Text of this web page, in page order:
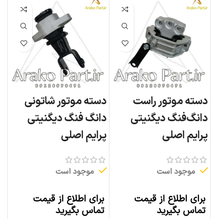
دسته موتور راست
دانگ‌فنگ دیگنیتی
پرایم اصلی
موجود است
برای اطلاع از قیمت
تماس بگیرید
دسته موتور شاتونی
دانگ‌ فنگ دیگنیتی
پرایم اصلی
موجود است
برای اطلاع از قیمت
تماس بگیرید